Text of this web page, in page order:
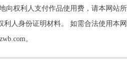
向权利人支付作品使用费，请本网站
人身份证明材料。 如需合法使用本
。